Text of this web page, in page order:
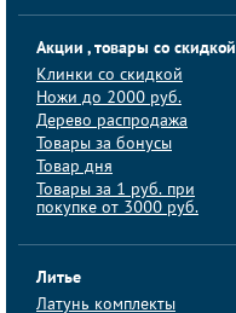
Акции , товары со скидкой
Клинки со скидкой
Ножи до 2000 руб.
Дерево распродажа
Товары за бонусы
Товар дня
Товары за 1 руб. при
покупке от 3000 руб.
Литье
Латунь комплекты